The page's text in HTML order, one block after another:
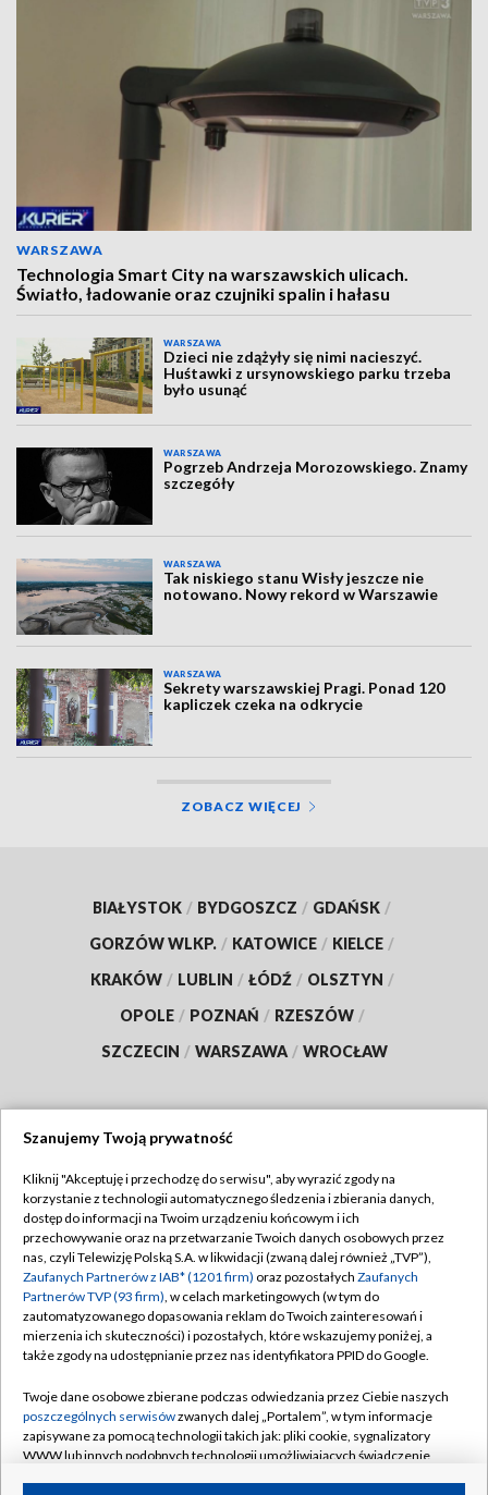
WARSZAWA
Technologia Smart City na warszawskich ulicach.
Światło, ładowanie oraz czujniki spalin i hałasu
WARSZAWA
Dzieci nie zdążyły się nimi nacieszyć.
Huśtawki z ursynowskiego parku trzeba
było usunąć
WARSZAWA
Pogrzeb Andrzeja Morozowskiego. Znamy
szczegóły
WARSZAWA
Tak niskiego stanu Wisły jeszcze nie
notowano. Nowy rekord w Warszawie
WARSZAWA
Sekrety warszawskiej Pragi. Ponad 120
kapliczek czeka na odkrycie
ZOBACZ WIĘCEJ
BIAŁYSTOK / BYDGOSZCZ / GDAŃSK /
GORZÓW WLKP. / KATOWICE / KIELCE /
KRAKÓW / LUBLIN / ŁÓDŹ / OLSZTYN /
OPOLE / POZNAŃ / RZESZÓW /
SZCZECIN / WARSZAWA / WROCŁAW
TVP
Abonament TVP
Emisja w TVP
Centrum informacji TVP
Naziemna Telewizja Cyfrowa
Rada Programowa
System NOS
Informacje o nadawcy
Regulamin TVP
Polityka prywatności
Moje zgody
Pomoc
Kontakt
Kanały
Szanujemy Twoją prywatność
Kliknij "Akceptuję i przechodzę do serwisu", aby wyrazić zgody na
korzystanie z technologii automatycznego śledzenia i zbierania danych,
dostęp do informacji na Twoim urządzeniu końcowym i ich
przechowywanie oraz na przetwarzanie Twoich danych osobowych przez
nas, czyli Telewizję Polską S.A. w likwidacji (zwaną dalej również „TVP”),
Zaufanych Partnerów z IAB* (1201 firm) oraz pozostałych Zaufanych
Partnerów TVP (93 firm), w celach marketingowych (w tym do
zautomatyzowanego dopasowania reklam do Twoich zainteresowań i
mierzenia ich skuteczności) i pozostałych, które wskazujemy poniżej, a
także zgody na udostępnianie przez nas identyfikatora PPID do Google.
Twoje dane osobowe zbierane podczas odwiedzania przez Ciebie naszych
poszczególnych serwisówzwanych dalej „Portalem”, w tym informacje
zapisywane za pomocą technologii takich jak: pliki cookie, sygnalizatory
WWW lub innych podobnych technologii umożliwiających świadczenie